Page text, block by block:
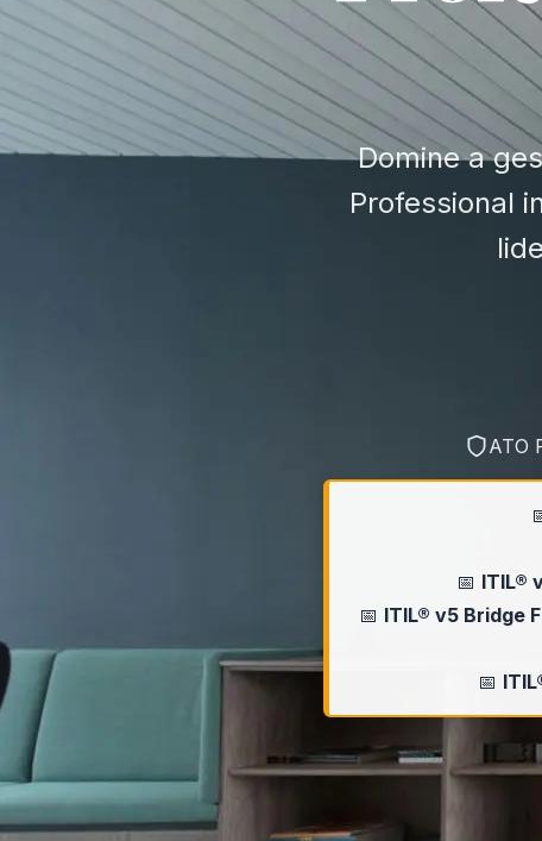
Domine a
Professional
ATO
📅 ITIL®
📅 ITIL® v5 Bridge
📅